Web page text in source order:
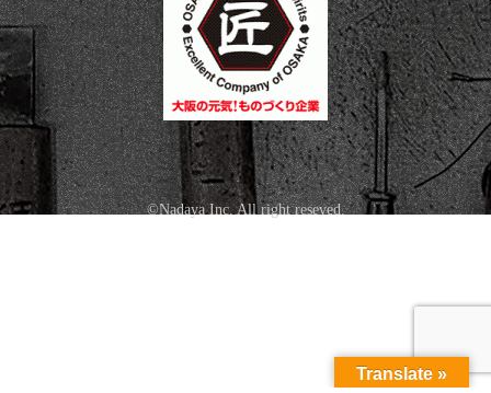
©Nadaya Inc. All right reseved.
Translate »